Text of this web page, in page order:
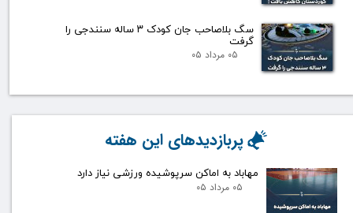
سگ بلاصاحب جان کودک ۳ ساله سنندجی را
گرفت
۰۵ مرداد ۰۵
مهاباد به اماکن سرپوشیده ورزشی نیاز دارد
۰۵ مرداد ۰۵
پربازدیدهای این هفته